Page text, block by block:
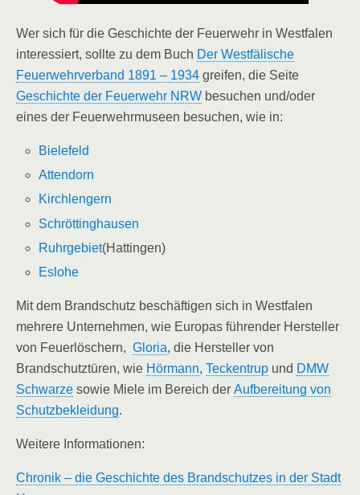
Wer sich für die Geschichte der Feuerwehr in Westfalen
interessiert, sollte zu dem Buch Der Westfälische
Feuerwehrverband 1891 – 1934 greifen, die Seite
Geschichte der Feuerwehr NRW besuchen und/oder
eines der Feuerwehrmuseen besuchen, wie in:
Bielefeld
Attendorn
Kirchlengern
Schröttinghausen
Ruhrgebiet(Hattingen)
Eslohe
Mit dem Brandschutz beschäftigen sich in Westfalen
mehrere Unternehmen, wie Europas führender Hersteller
von Feuerlöschern, Gloria, die Hersteller von
Brandschutztüren, wie Hörmann, Teckentrup und DMW
Schwarze sowie Miele im Bereich der Aufbereitung von
Schutzbekleidung.
Weitere Informationen:
Chronik – die Geschichte des Brandschutzes in der Stadt